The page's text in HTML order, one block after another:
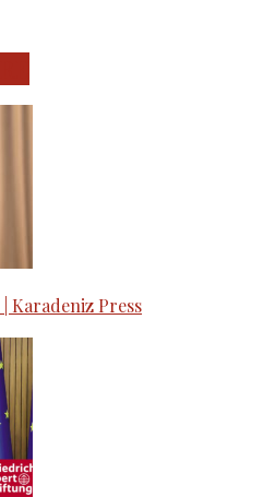
Karadeniz Press